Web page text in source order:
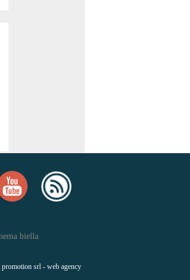
biella
promotion srl - web agency